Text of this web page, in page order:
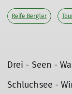
Reife Bergler
Drei - Seen -
Schluchsee -